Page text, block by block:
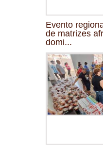
Evento
de matrizes
domi...